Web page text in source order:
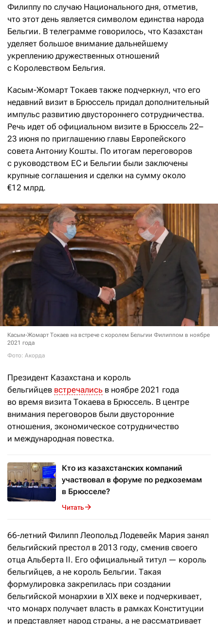
Филиппу по случаю Национального дня, отметив,
что этот день является символом единства народа
Бельгии. В телеграмме говорилось, что Казахстан
уделяет большое внимание дальнейшему
укреплению дружественных отношений
с Королевством Бельгия.
Касым-Жомарт Токаев также подчеркнул, что его
недавний визит в Брюссель придал дополнительный
импульс развитию двустороннего сотрудничества.
Речь идет об официальном визите в Брюссель 22–
23 июня по приглашению главы Европейского
совета Антониу Кошты. По итогам переговоров
с руководством ЕС и Бельгии были заключены
крупные соглашения и сделки на сумму около
€12 млрд.
Касым-Жомарт Токаев на встрече с королем Бельгии Филиппом в ноябре
2021 года
Фото: Акорда
Президент Казахстана и король
бельгийцев встречались в ноябре 2021 года
во время визита Токаева в Брюссель. В центре
внимания переговоров были двусторонние
отношения, экономическое сотрудничество
и международная повестка.
Кто из казахстанских компаний
участвовал в форуме по редкоземам
в Брюсселе?
Читать
66-летний Филипп Леопольд Лодевейк Мария занял
бельгийский престол в 2013 году, сменив своего
отца Альберта II. Его официальный титул — король
бельгийцев, а не король Бельгии. Такая
формулировка закрепилась при создании
бельгийской монархии в XIX веке и подчеркивает,
что монарх получает власть в рамках Конституции
и представляет народ страны, а не рассматривает